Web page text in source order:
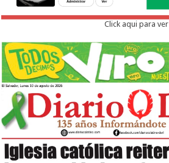
Click aqui para ver